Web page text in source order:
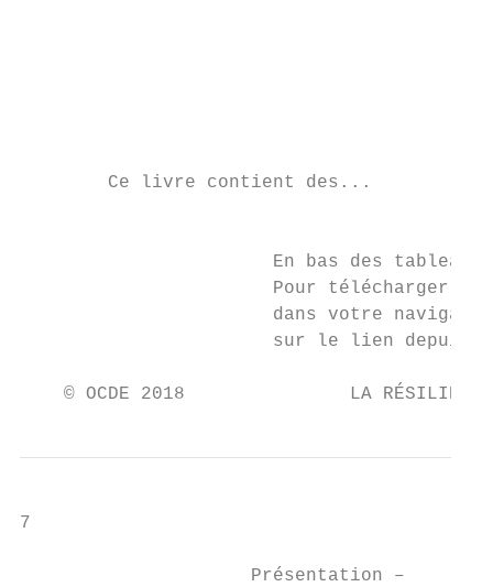
Ce livre contient des...
En bas des
Pour télécharger
dans votre
sur le lien depuis
© OCDE 2018               LA
7
                     Présentation –